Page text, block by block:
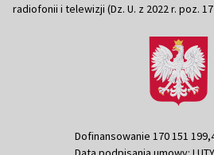
radiofonii i telewizji (Dz. U. z 2022 r. poz.
Dofinansowanie 170 151